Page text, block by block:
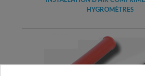
HYGROMÈTRES